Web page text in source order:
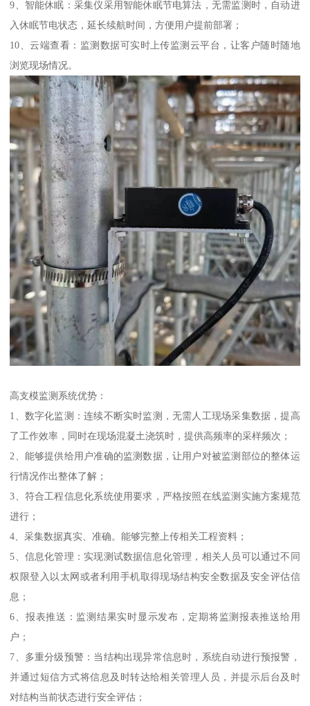
9、智能休眠：采集仪采用智能休眠节电算法，无需监测时，自动进
入休眠节电状态，延长续航时间，方便用户提前部署；
10、云端查看：监测数据可实时上传监测云平台，让客户随时随地
浏览现场情况。
高支模监测系统优势：
1、数字化监测：连续不断实时监测，无需人工现场采集数据，提高
了工作效率，同时在现场混凝土浇筑时，提供高频率的采样频次；
2、能够提供给用户准确的监测数据，让用户对被监测部位的整体运
行情况作出整体了解；
3、符合工程信息化系统使用要求，严格按照在线监测实施方案规范
进行；
4、采集数据真实、准确。能够完整上传相关工程资料；
5、信息化管理：实现测试数据信息化管理，相关人员可以通过不同
权限登入以太网或者利用手机取得现场结构安全数据及安全评估信
息；
6、报表推送：监测结果实时显示发布，定期将监测报表推送给用
户；
7、多重分级预警：当结构出现异常信息时，系统自动进行预报警，
并通过短信方式将信息及时转达给相关管理人员，并提示后台及时
对结构当前状态进行安全评估；